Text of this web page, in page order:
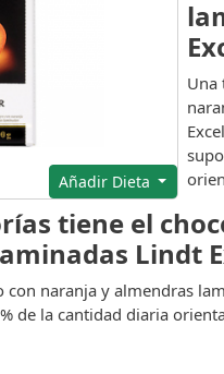
Añadir Dieta
Una
tiene el
Lindt
naranja y almendras
de la cantidad diaria